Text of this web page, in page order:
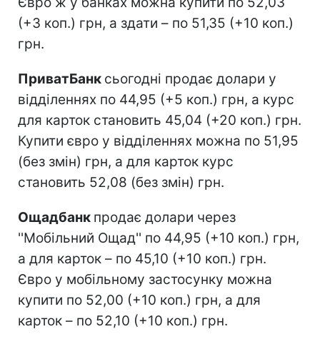
(+3 коп.) грн, а здати – по 51,35 (+10 коп.)
грн.
ПриватБанк сьогодні продає долари у
відділеннях по 44,95 (+5 коп.) грн, а курс
для карток становить 45,04 (+20 коп.) грн.
Купити євро у відділеннях можна по 51,95
(без змін) грн, а для карток курс
становить 52,08 (без змін) грн.
Ощадбанк продає долари через
''Мобільний Ощад'' по 44,95 (+10 коп.) грн,
а для карток – по 45,10 (+10 коп.) грн.
Євро у мобільному застосунку можна
купити по 52,00 (+10 коп.) грн, а для
карток – по 52,10 (+10 коп.) грн.